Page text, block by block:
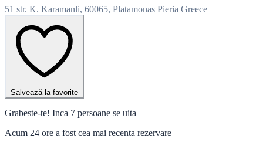
51 str. K. Karamanli, 60065, Platamonas Pieria Greece
Salvează la favorite
Grabeste-te! Inca 7 persoane se uita
Acum 24 ore a fost cea mai recenta rezervare